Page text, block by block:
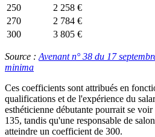
250
2 258 €
270
2 784 €
300
3 805 €
Source : Avenant n° 38 du 17
minima
Ces coefficients sont attribués en
qualifications et de l'expérience du
esthéticienne débutante pourrait se
135, tandis qu'une responsable de
atteindre un coefficient de 300.